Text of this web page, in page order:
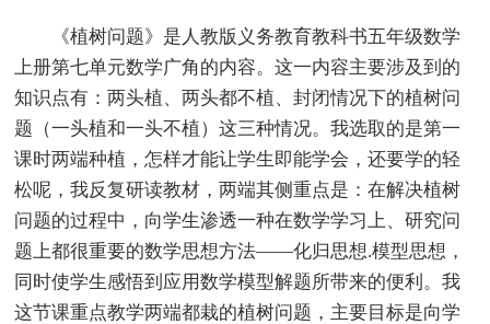
《植树问题》是人教版义务教育教科书五年级数学
上册第七单元数学广角的内容。这一内容主要涉及到的
知识点有：两头植、两头都不植、封闭情况下的植树问
题（一头植和一头不植）这三种情况。我选取的是第一
课时两端种植，怎样才能让学生即能学会，还要学的轻
松呢，我反复研读教材，两端其侧重点是：在解决植树
问题的过程中，向学生渗透一种在数学学习上、研究问
题上都很重要的数学思想方法——化归思想.模型思想，
同时使学生感悟到应用数学模型解题所带来的便利。我
这节课重点教学两端都栽的植树问题，主要目标是向学